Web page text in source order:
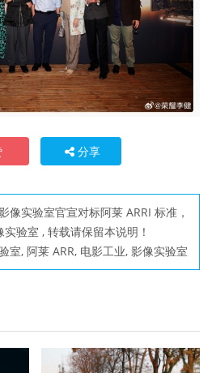
分享
像实验室官宣对标阿莱 ARRI 标准，
实验室 , 转载请保留本说明！
室, 阿莱 ARR, 电影工业, 影像实验室